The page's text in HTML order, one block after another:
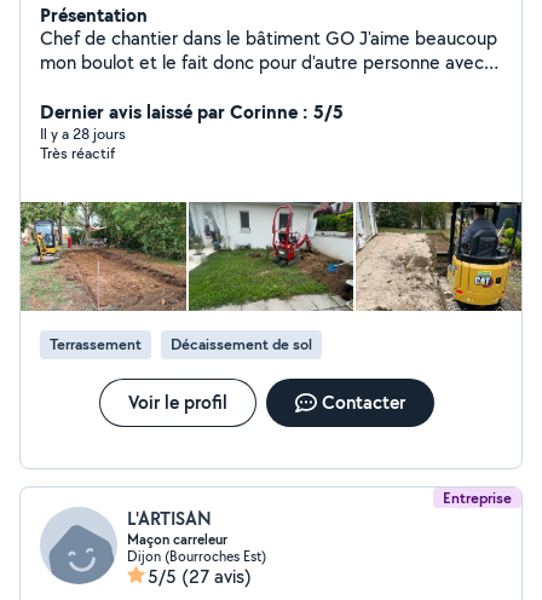
Présentation
Chef de chantier dans le bâtiment GO J'aime beaucoup
mon boulot et le fait donc pour d'autre personne avec
moins de dispo suite à la construction de ma maison je
vais pouvoir être à nouveau de retour en ce début
d'année
Dernier avis laissé par Corinne : 5/5
Il y a 28 jours
Très réactif
Terrassement Décaissement de sol
Voir le profil Contacter
Entreprise
L'ARTISAN
Maçon carreleur
Dijon (Bourroches Est)
5/5 (27 avis)